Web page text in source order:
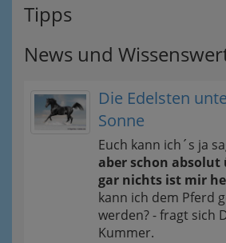
Tipps
News und
Die Edelsten
Sonne
Euch kann ich´s ja
aber schon
gar nichts ist mir
kann ich dem Pferd
werden? - fragt sich
Kummer.